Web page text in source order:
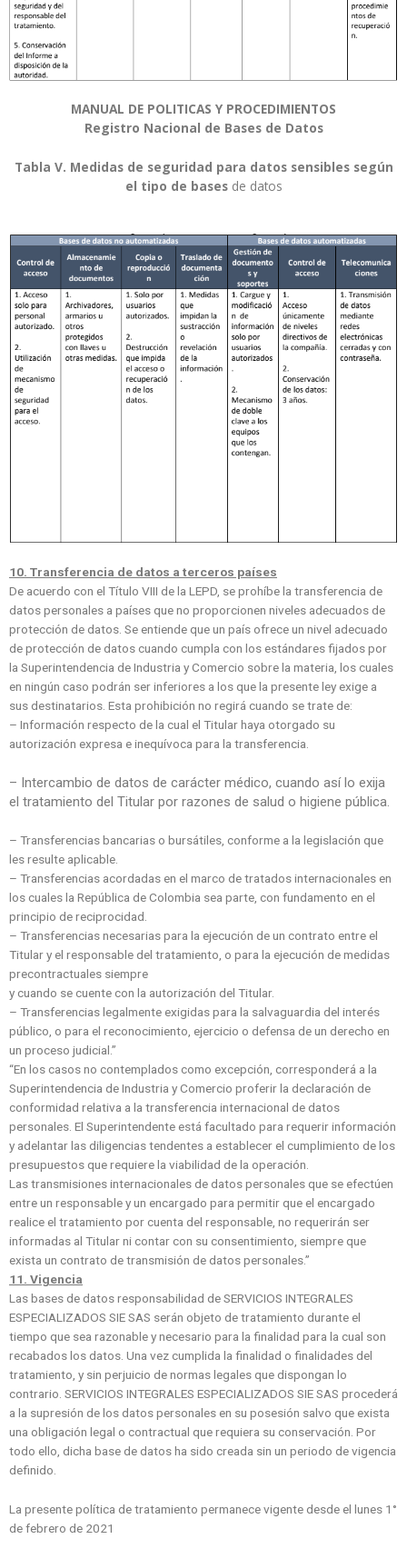
MANUAL DE POLITICAS Y PROCEDIMIENTOS
Registro Nacional de Bases de Datos
Tabla V. Medidas de seguridad para datos sensibles según
el tipo de basesde datos
10. Transferencia de datos a terceros países
De acuerdo con el Título VIII de la LEPD, se prohíbe la transferencia de
datos personales a países que no proporcionen niveles adecuados de
protección de datos. Se entiende que un país ofrece un nivel adecuado
de protección de datos cuando cumpla con los estándares fijados por
la Superintendencia de Industria y Comercio sobre la materia, los cuales
en ningún caso podrán ser inferiores a los que la presente ley exige a
sus destinatarios. Esta prohibición no regirá cuando se trate de:
– Información respecto de la cual el Titular haya otorgado su
autorización expresa e inequívoca para la transferencia.
– Intercambio de datos de carácter médico, cuando así lo exija
el tratamiento del Titular por razones de salud o higiene pública.
– Transferencias bancarias o bursátiles, conforme a la legislación que
les resulte aplicable.
– Transferencias acordadas en el marco de tratados internacionales en
los cuales la República de Colombia sea parte, con fundamento en el
principio de reciprocidad.
– Transferencias necesarias para la ejecución de un contrato entre el
Titular y el responsable del tratamiento, o para la ejecución de medidas
precontractuales siempre
y cuando se cuente con la autorización del Titular.
– Transferencias legalmente exigidas para la salvaguardia del interés
público, o para el reconocimiento, ejercicio o defensa de un derecho en
un proceso judicial.”
“En los casos no contemplados como excepción, corresponderá a la
Superintendencia de Industria y Comercio proferir la declaración de
conformidad relativa a la transferencia internacional de datos
personales. El Superintendente está facultado para requerir información
y adelantar las diligencias tendentes a establecer el cumplimiento de los
presupuestos que requiere la viabilidad de la operación.
Las transmisiones internacionales de datos personales que se efectúen
entre un responsable y un encargado para permitir que el encargado
realice el tratamiento por cuenta del responsable, no requerirán ser
informadas al Titular ni contar con su consentimiento, siempre que
exista un contrato de transmisión de datos personales.”
11. Vigencia
Las bases de datos responsabilidad de SERVICIOS INTEGRALES
ESPECIALIZADOS SIE SAS serán objeto de tratamiento durante el
tiempo que sea razonable y necesario para la finalidad para la cual son
recabados los datos. Una vez cumplida la finalidad o finalidades del
tratamiento, y sin perjuicio de normas legales que dispongan lo
contrario. SERVICIOS INTEGRALES ESPECIALIZADOS SIE SAS procederá
a la supresión de los datos personales en su posesión salvo que exista
una obligación legal o contractual que requiera su conservación. Por
todo ello, dicha base de datos ha sido creada sin un periodo de vigencia
definido.
La presente política de tratamiento permanece vigente desde el lunes 1°
de febrero de 2021